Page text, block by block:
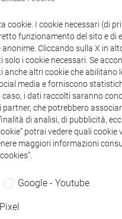
- 30h Lezione
e percorsi
MEDITERRANEA - Laurea
cookie. I cookie necessari (di
funzionamento del sito e di
Cliccando sulla X in
i cookie necessari. Se
anche altri cookie che abilitano
media e forniscono
i dati raccolti saranno
partner, che potrebbero
di analisi, di pubblicità, ecc.
potrai vedere quali cookie
maggiori informazioni
Google - Youtube